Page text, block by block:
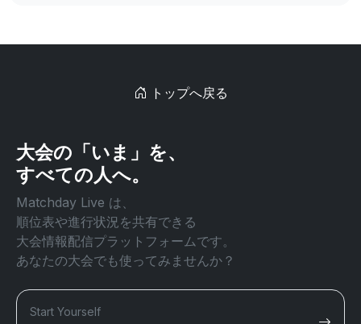
トップへ戻る
大会の「いま」を、
すべての人へ。
Matchday Live は、
順位表や進行状況を共有できる
大会情報配信プラットフォームです。
あなたの大会でも使ってみませんか？
Start Yourself